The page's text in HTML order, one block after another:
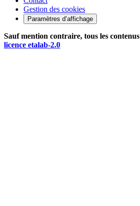
Gestion des cookies
Paramètres d’affichage
Sauf mention contraire, tous les contenus
licence etalab-2.0